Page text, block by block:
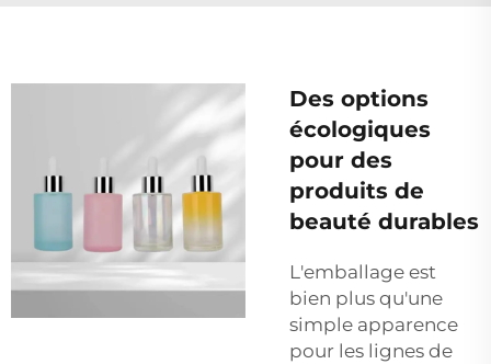
Des options
écologiques
pour des
produits de
beauté durables
L'emballage est
bien plus qu'une
simple apparence
pour les lignes de